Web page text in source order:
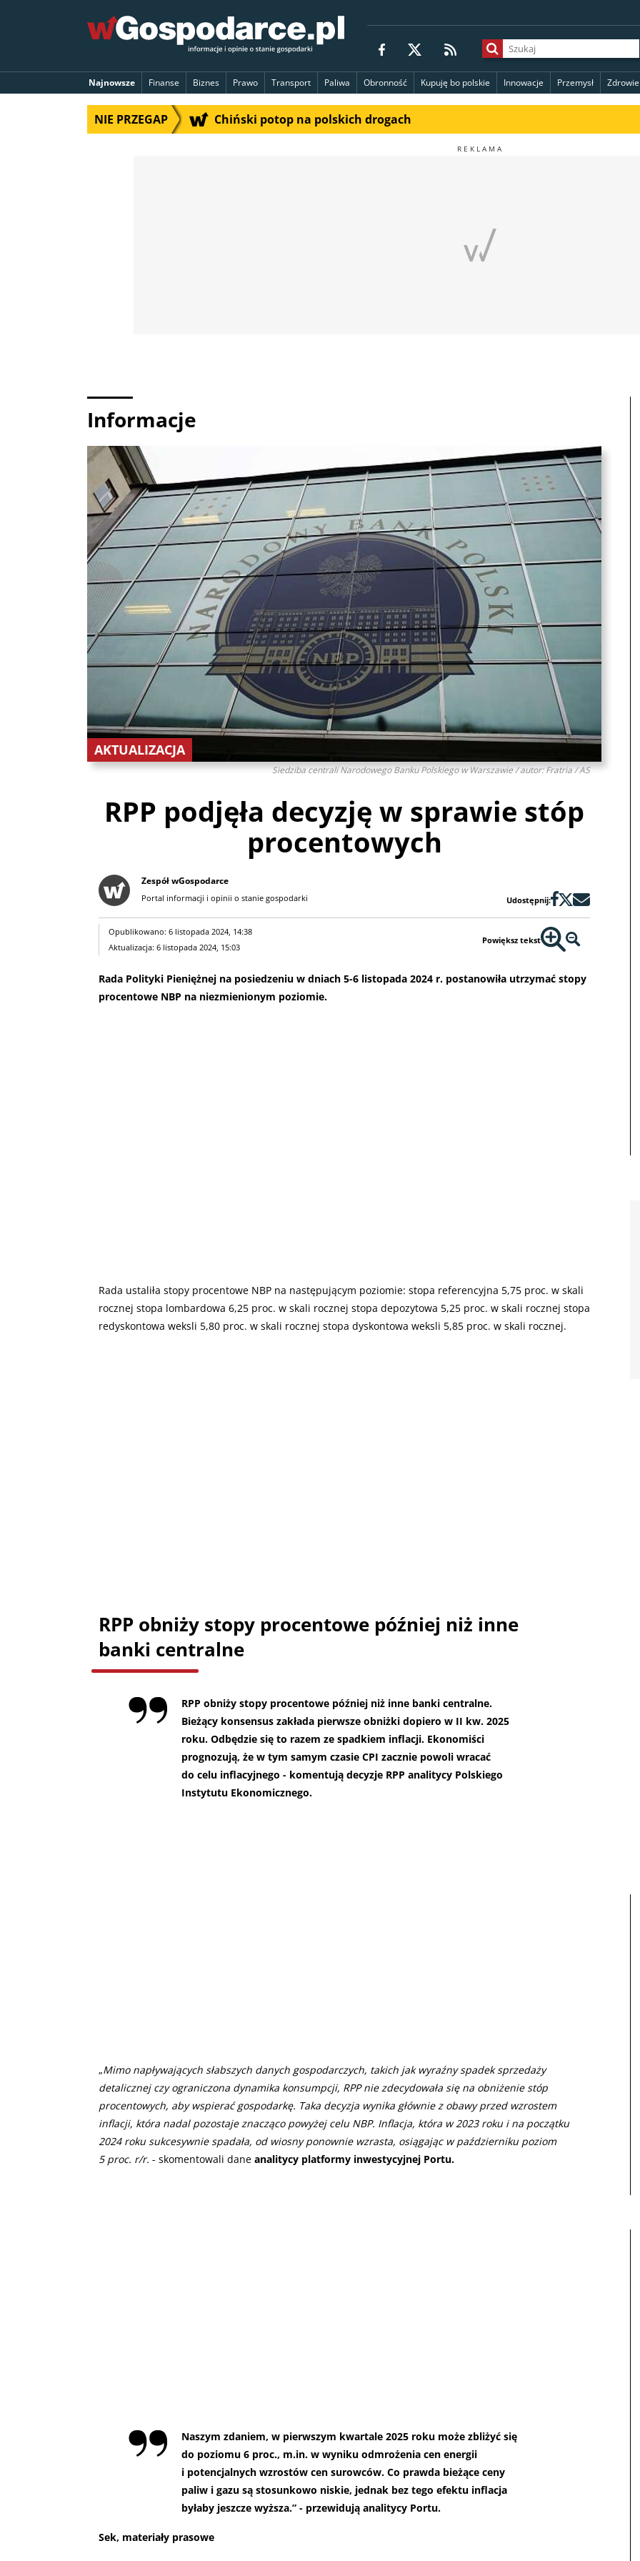
Najnowsze Finanse Biznes Prawo Transport Paliwa Obronność Kupuję bo polskie Innowacje Przemysł Zdrowie
NIE PRZEGAP Chiński potop na polskich drogach
Informacje
Siedziba centrali Narodowego Banku Polskiego w Warszawie / autor: Fratria / AS
AKTUALIZACJA
RPP podjęła decyzję w sprawie stóp
procentowych
Zespół wGospodarce
Portal informacji i opinii o stanie gospodarki Udostępnij:
Opublikowano: 6 listopada 2024, 14:38
Aktualizacja: 6 listopada 2024, 15:03
Powiększ tekst
Rada Polityki Pieniężnej na posiedzeniu w dniach 5-6 listopada 2024 r. postanowiła utrzymać stopy
procentowe NBP na niezmienionym poziomie.
Rada ustaliła stopy procentowe NBP na następującym poziomie: stopa referencyjna 5,75 proc. w skali
rocznej stopa lombardowa 6,25 proc. w skali rocznej stopa depozytowa 5,25 proc. w skali rocznej stopa
redyskontowa weksli 5,80 proc. w skali rocznej stopa dyskontowa weksli 5,85 proc. w skali rocznej.
RPP obniży stopy procentowe później niż inne
banki centralne
RPP obniży stopy procentowe później niż inne banki centralne.
Bieżący konsensus zakłada pierwsze obniżki dopiero w II kw. 2025
roku. Odbędzie się to razem ze spadkiem inflacji. Ekonomiści
prognozują, że w tym samym czasie CPI zacznie powoli wracać
do celu inflacyjnego - komentują decyzje RPP analitycy Polskiego
Instytutu Ekonomicznego.
„Mimo napływających słabszych danych gospodarczych, takich jak wyraźny spadek sprzedaży
detalicznej czy ograniczona dynamika konsumpcji, RPP nie zdecydowała się na obniżenie stóp
procentowych, aby wspierać gospodarkę. Taka decyzja wynika głównie z obawy przed wzrostem
inflacji, która nadal pozostaje znacząco powyżej celu NBP. Inflacja, która w 2023 roku i na początku
2024 roku sukcesywnie spadała, od wiosny ponownie wzrasta, osiągając w październiku poziom
5 proc. r/r. - skomentowali dane analitycy platformy inwestycyjnej Portu.
Naszym zdaniem, w pierwszym kwartale 2025 roku może zbliżyć się
do poziomu 6 proc., m.in. w wyniku odmrożenia cen energii
i potencjalnych wzrostów cen surowców. Co prawda bieżące ceny
paliw i gazu są stosunkowo niskie, jednak bez tego efektu inflacja
byłaby jeszcze wyższa.” - przewidują analitycy Portu.
Sek, materiały prasowe